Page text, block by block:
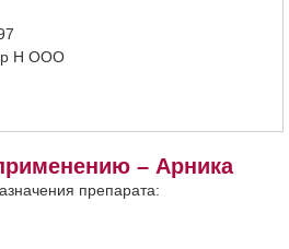
Н ООО
– Арника
препарата: